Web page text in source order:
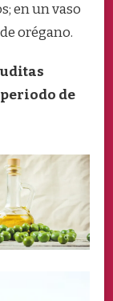
en un vaso
orégano.
de